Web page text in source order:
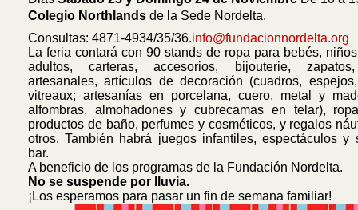
Colegio Northlands de la Sede Nordelta.
Consultas: 4871-4934/35/36.info@fundacionnordelta.org
La feria contará con 90 stands de ropa para bebés,
adultos, carteras, accesorios, bijouterie,
artesanales, artículos de decoración (cuadros,
vitreaux; artesanías en porcelana, cuero, metal y
alfombras, almohadones y cubrecamas en telar),
productos de baño, perfumes y cosméticos, y regalos
otros. También habrá juegos infantiles, espectáculos y
bar.
A beneficio de los programas de la Fundación Nordelta.
No se suspende por lluvia.
¡Los esperamos para pasar un fin de semana familiar!